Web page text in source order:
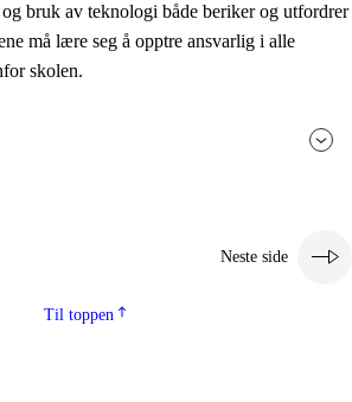
bruk av teknologi både beriker og utfordrer
må lære seg å opptre ansvarlig i alle
skolen.
Neste side
Til toppen